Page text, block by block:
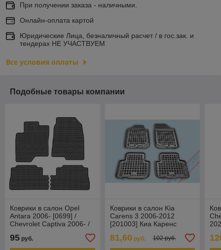
При получении заказа - наличными.
Онлайн-оплата картой
Юридические Лица, безналичный расчет / в гос.зак. и
тендерах НЕ УЧАСТВУЕМ
Все условия оплаты
Подобные товары компании
Коврики в салон Opel
Antara 2006- [0699] /
Chevrolet Captiva 2006- /
Опель Антара , Шевроле
Каптива
95 руб.
Коврики в салон Kia
Carens 3 2006-2012
[201003] Киа Каренс
81,60руб. 102 руб.